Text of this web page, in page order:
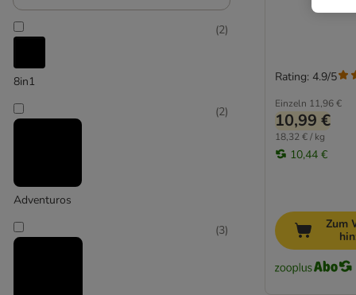
vom Wild
Hypoallergene Hundeleckerli
Alpha Spirit
8in1
(2)
Adventuros
(2)
(3)
Einzeln 11,96 €
10,99 €
18,32 € / kg
10,44 €
Rating: 4.9/5
Zum